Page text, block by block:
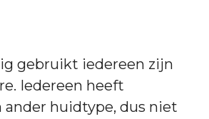
gebruikt iedereen zijn
Iedereen heeft
ander huidtype, dus niet